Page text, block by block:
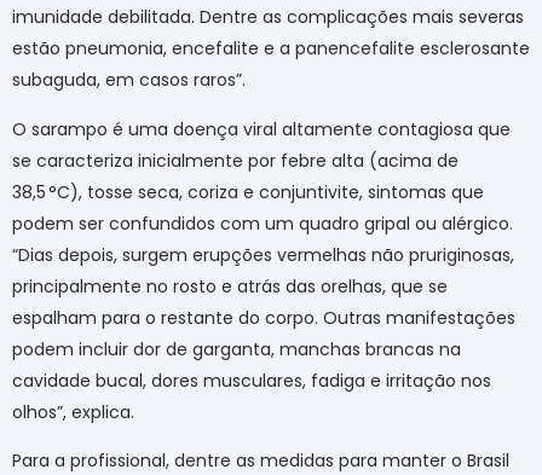
imunidade debilitada. Dentre as complicações mais severas
estão pneumonia, encefalite e a panencefalite esclerosante
subaguda, em casos raros”.
O sarampo é uma doença viral altamente contagiosa que
se caracteriza inicialmente por febre alta (acima de
38,5 °C), tosse seca, coriza e conjuntivite, sintomas que
podem ser confundidos com um quadro gripal ou alérgico.
“Dias depois, surgem erupções vermelhas não pruriginosas,
principalmente no rosto e atrás das orelhas, que se
espalham para o restante do corpo. Outras manifestações
podem incluir dor de garganta, manchas brancas na
cavidade bucal, dores musculares, fadiga e irritação nos
olhos”, explica.
Para a profissional, dentre as medidas para manter o Brasil